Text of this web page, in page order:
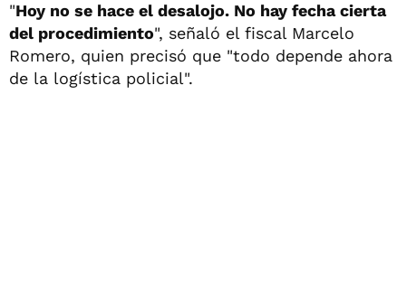
"Hoy no se hace el desalojo. No hay fecha cierta
del procedimiento", señaló el fiscal Marcelo
Romero, quien precisó que "todo depende ahora
de la logística policial".